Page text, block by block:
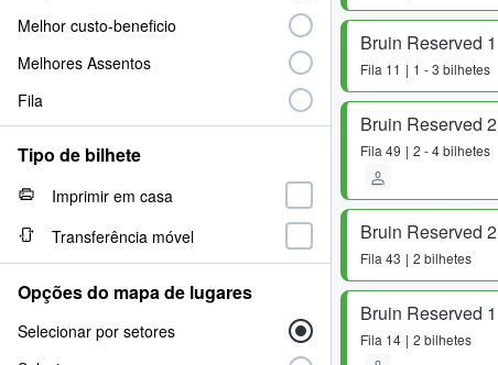
Bruin Reserved 1
Fila 11 1 - 3 bilhetes
Bruin Reserved 2
Fila 49 2 - 4 bilhetes
Bruin Reserved 2
Fila 43 2 bilhetes
Bruin Reserved 1
Fila 14 2 bilhetes
Melhor custo-beneficio
Melhores Assentos
Fila
Tipo de bilhete
Imprimir em casa
Transferência móvel
Opções do mapa de lugares
Selecionar por setores